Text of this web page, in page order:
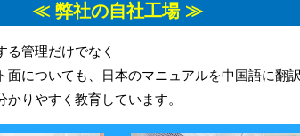
≪ 弊社の自社工場 ≫
る管理だけでなく
面についても、日本のマニュアルを中国語に翻
りやすく教育しています。